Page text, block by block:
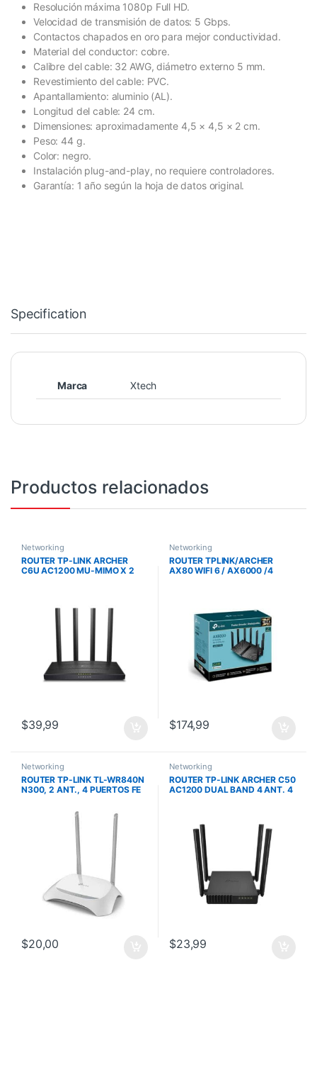
Resolución máxima 1080p Full HD.
Velocidad de transmisión de datos: 5 Gbps.
Contactos chapados en oro para mejor conductividad.
Material del conductor: cobre.
Calibre del cable: 32 AWG, diámetro externo 5 mm.
Revestimiento del cable: PVC.
Apantallamiento: aluminio (AL).
Longitud del cable: 24 cm.
Dimensiones: aproximadamente 4,5 × 4,5 × 2 cm.
Peso: 44 g.
Color: negro.
Instalación plug-and-play, no requiere controladores.
Garantía: 1 año según la hoja de datos original.
Specification
Marca Xtech
Productos relacionados
Networking
ROUTER TP-LINK ARCHER
C6U AC1200 MU-MIMO X 2
$39,99
Networking
ROUTER TPLINK/ARCHER
AX80 WIFI 6 / AX6000 /4
$174,99
Networking
ROUTER TP-LINK TL-WR840N
N300, 2 ANT., 4 PUERTOS FE
$20,00
Networking
ROUTER TP-LINK ARCHER C50
AC1200 DUAL BAND 4 ANT. 4
$23,99